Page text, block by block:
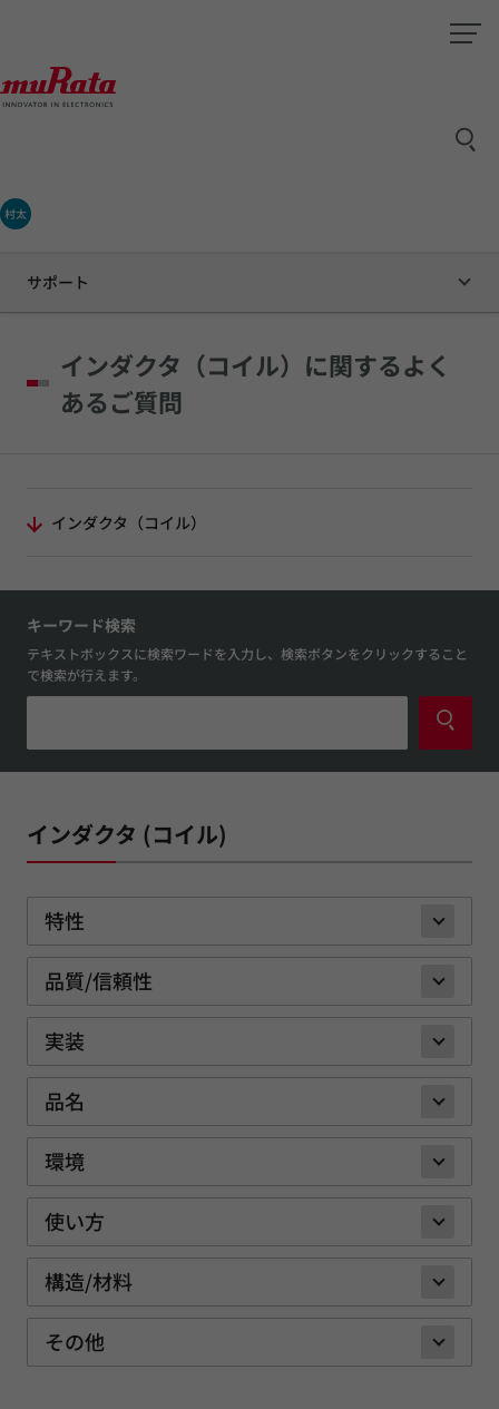
村太
サポート
インダクタ（コイル）に関するよく
あるご質問
インダクタ（コイル）
キーワード検索
テキストボックスに検索ワードを入力し、検索ボタンをクリックすること
で検索が行えます。
インダクタ (コイル)
特性
品質/信頼性
実装
品名
環境
使い方
構造/材料
その他